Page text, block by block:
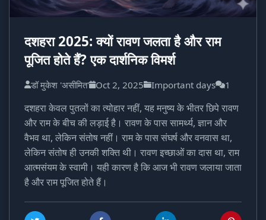
दशहरा 2025: क्यों रावण जलता है और राम
पूजित होते हैं? एक दार्शनिक विमर्श
डॉ मुकेश 'असीमित' Oct 2, 2025 Important days 1
दशहरा केवल पुतलों का त्योहार नहीं, यह मनुष्य के भीतर छिपे रावण
और राम के बीच की लड़ाई है। रावण के पास सामर्थ्य, ज्ञान और
वैभव था, लेकिन संतोष नहीं। राम के पास संघर्ष और वनवास था,
लेकिन संतोष ही उनकी शक्ति थी। रावण इच्छाओं का दास था, राम
आत्मसंयम के स्वामी। यही कारण है कि आज भी रावण जलाया जाता
है और राम पूजित होते हैं।